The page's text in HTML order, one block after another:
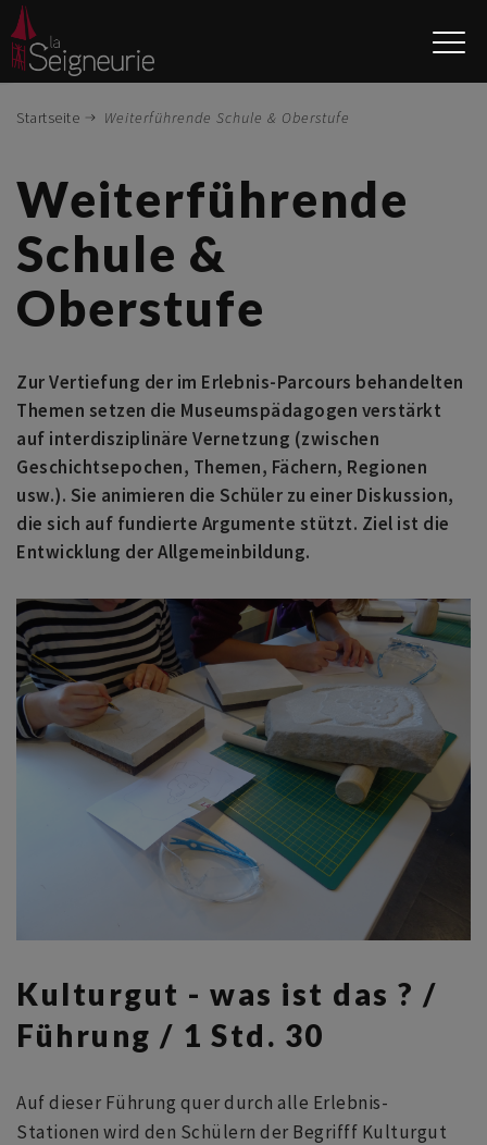
Startseite Weiterführende Schule & Oberstufe
Weiterführende
Schule &
Oberstufe
Zur Vertiefung der im Erlebnis-Parcours behandelten
Themen setzen die Museumspädagogen verstärkt
auf interdisziplinäre Vernetzung (zwischen
Geschichtsepochen, Themen, Fächern, Regionen
usw.). Sie animieren die Schüler zu einer Diskussion,
die sich auf fundierte Argumente stützt. Ziel ist die
Entwicklung der Allgemeinbildung.
Kulturgut - was ist das ? /
Führung / 1 Std. 30
Auf dieser Führung quer durch alle Erlebnis-
Stationen wird den Schülern der Begrifff Kulturgut